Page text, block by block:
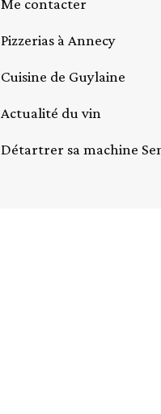
Me contacter
Pizzerias à Annecy
Cuisine de Guylaine
Actualité du vin
Détartrer sa machine